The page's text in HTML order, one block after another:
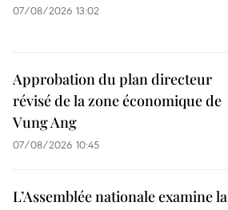
07/08/2026 13:02
Approbation du plan directeur
révisé de la zone économique de
Vung Ang
07/08/2026 10:45
L’Assemblée nationale examine la